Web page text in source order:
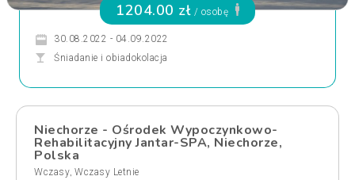
1204.00 zł / osobę
30.08.2022 - 04.09.2022
Śniadanie i obiadokolacja
Niechorze - Ośrodek Wypoczynkowo-
Rehabilitacyjny Jantar-SPA, Niechorze,
Polska
Wczasy, Wczasy Letnie